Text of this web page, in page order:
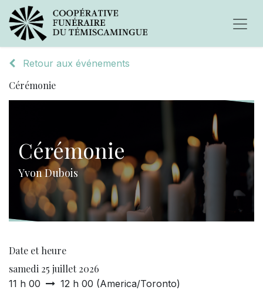
Retour aux événements
Cérémonie
Cérémonie
Yvon Dubois
Date et heure
samedi 25 juillet 2026
11 h 00 12 h 00 (America/Toronto)